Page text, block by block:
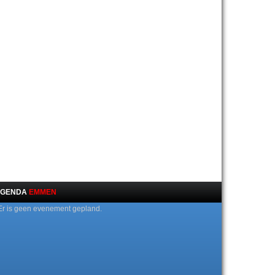
EMMEN
is geen evenement gepland.